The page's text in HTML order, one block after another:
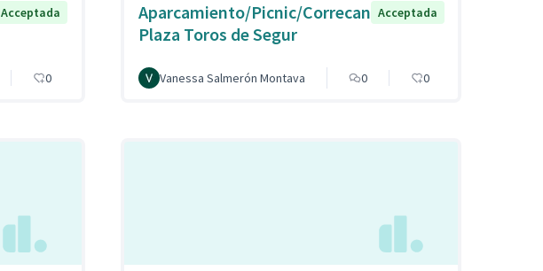
Acceptada
0
Aparcamiento/Picnic/Correcan
Plaza Toros de Segur
Acceptada
Vanessa Salmerón Montava 0 0